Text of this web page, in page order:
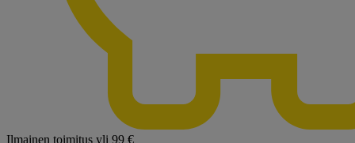
Ilmainen toimitus yli 99 €